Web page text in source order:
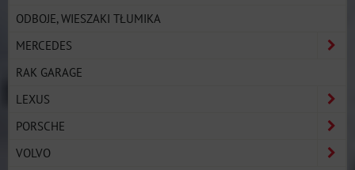
ODBOJE, WIESZAKI TŁUMIKA
MERCEDES
RAK GARAGE
LEXUS
PORSCHE
VOLVO